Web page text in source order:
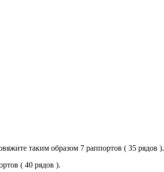
таким образом 7 раппортов ( 35 рядов ).
( 40 рядов ).